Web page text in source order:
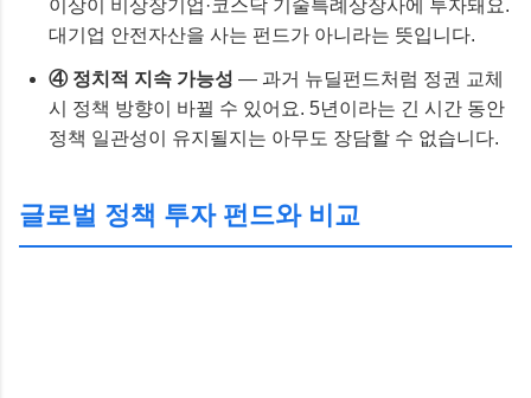
이상이 비상장기업·코스닥 기술특례상장사에 투자돼요.
대기업 안전자산을 사는 펀드가 아니라는 뜻입니다.
④ 정치적 지속 가능성 — 과거 뉴딜펀드처럼 정권 교체
시 정책 방향이 바뀔 수 있어요. 5년이라는 긴 시간 동안
정책 일관성이 유지될지는 아무도 장담할 수 없습니다.
글로벌 정책 투자 펀드와 비교